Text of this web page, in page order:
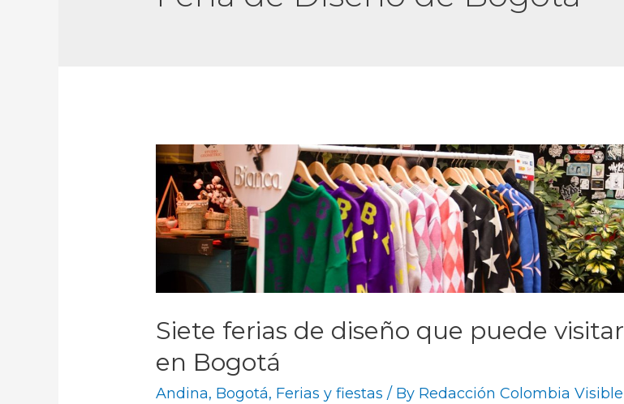
Siete ferias de diseño que puede visitar
en Bogotá
Andina, Bogotá, Ferias y fiestas / By Redacción Colombia Visible